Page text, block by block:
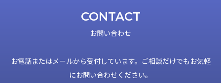
CONTACT
お問い合わせ
お電話またはメールから受付しています。ご相談だけでもお気軽
にお問い合わせください。